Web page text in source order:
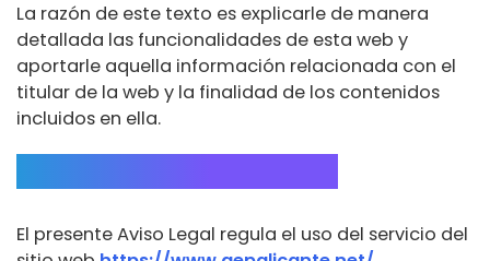
La razón de este texto es explicarle de manera
detallada las funcionalidades de esta web y
aportarle aquella información relacionada con el
titular de la web y la finalidad de los contenidos
incluidos en ella.
El presente Aviso Legal regula el uso del servicio del